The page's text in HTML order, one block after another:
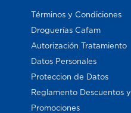
Términos y Condiciones
Droguerías Cafam
Autorización Tratamiento
Datos Personales
Proteccion de Datos
Reglamento Descuentos y
Promociones